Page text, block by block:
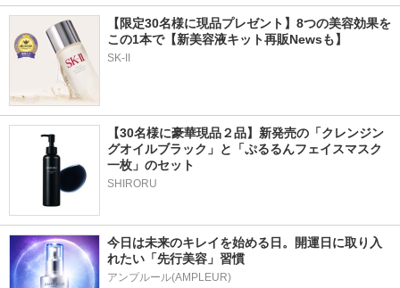
【限定30名様に現品プレゼント】8つの美容効果を
この1本で【新美容液キット再販Newsも】
SK-II
【30名様に豪華現品２品】新発売の「クレンジン
グオイルブラック」と「ぷるるんフェイスマスク
一枚」のセット
SHIRORU
今日は未来のキレイを始める日。開運日に取り入
れたい「先行美容」習慣
アンプルール(AMPLEUR)